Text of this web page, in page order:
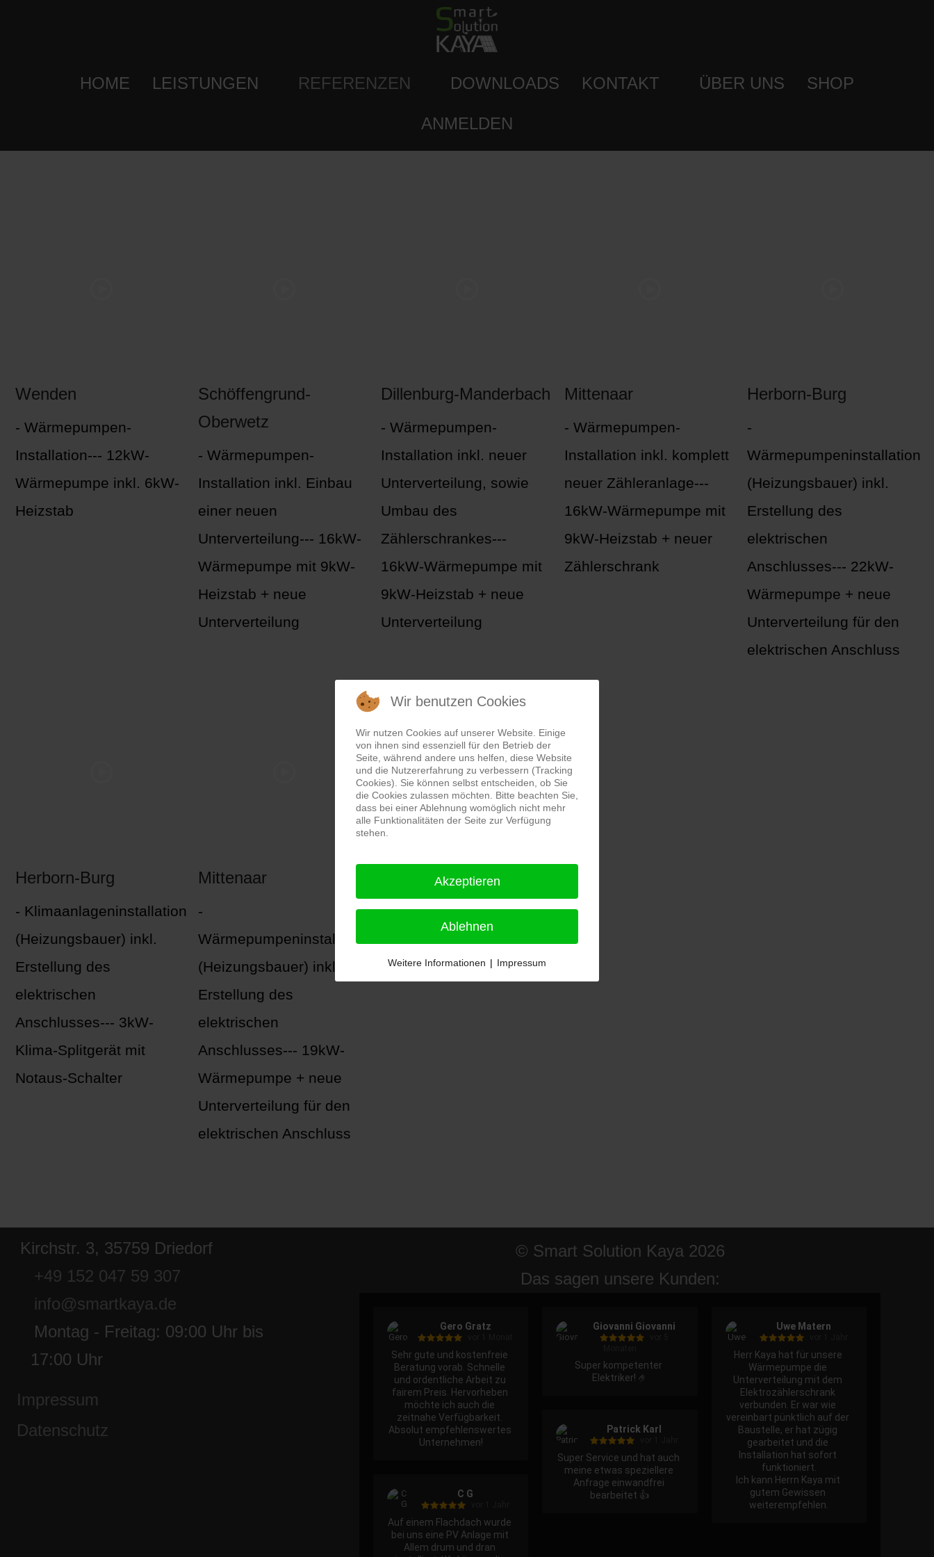
HOME LEISTUNGEN REFERENZEN DOWNLOADS KONTAKT ÜBER UNS SHOP
ANMELDEN
Wenden
- Wärmepumpen-
Installation--- 12kW-
Wärmepumpe inkl. 6kW-
Heizstab
Schöffengrund-
Oberwetz
- Wärmepumpen-
Installation inkl. Einbau
einer neuen
Unterverteilung--- 16kW-
Wärmepumpe mit 9kW-
Heizstab + neue
Unterverteilung
Dillenburg-Manderbach
- Wärmepumpen-
Installation inkl. neuer
Unterverteilung, sowie
Umbau des
Zählerschrankes---
16kW-Wärmepumpe mit
9kW-Heizstab + neue
Unterverteilung
Mittenaar
- Wärmepumpen-
Installation inkl. komplett
neuer Zähleranlage---
16kW-Wärmepumpe mit
9kW-Heizstab + neuer
Zählerschrank
Herborn-Burg
-
Wärmepumpeninstallation
(Heizungsbauer) inkl.
Erstellung des
elektrischen
Anschlusses--- 22kW-
Wärmepumpe + neue
Unterverteilung für den
elektrischen Anschluss
Herborn-Burg
- Klimaanlageninstallation
(Heizungsbauer) inkl.
Erstellung des
elektrischen
Anschlusses--- 3kW-
Klima-Splitgerät mit
Notaus-Schalter
Mittenaar
-
Wärmepumpeninstallation
(Heizungsbauer) inkl.
Erstellung des
elektrischen
Anschlusses--- 19kW-
Wärmepumpe + neue
Unterverteilung für den
elektrischen Anschluss
Kirchstr. 3, 35759 Driedorf
+49 152 047 59 307
info@smartkaya.de
Montag - Freitag: 09:00 Uhr bis
17:00 Uhr
Impressum
Datenschutz
© Smart Solution Kaya 2026
Das sagen unsere Kunden:
Gero Gratz
Sehr gute und kostenfreie
Beratung vorab. Schnelle
und ordentliche Arbeit zu
fairem Preis. Hervorheben
möchte ich auch die
zeitnahe Verfügbarkeit.
Absolut empfehlenswertes
Unternehmen!
Giovanni Giovanni
Super kompetenter
Elektriker! 🤌
Uwe Matern
Herr Kaya hat für unsere
Wärmepumpe die
Unterverteilung mit dem
Elektrozählerschrank
verbunden. Er war wie
vereinbart pünktlich auf der
Baustelle, er hat zügig
gearbeitet und die
Installation hat sofort
funktioniert.
Ich kann Herrn Kaya mit
gutem Gewissen
weiterempfehlen.
Patrick Karl
Super Service und hat auch
meine etwas speziellere
Anfrage einwandfrei
bearbeitet 👍
C G
Auf einem Flachdach wurde
bei uns eine PV Anlage mit
Allem drum und dran
Wir benutzen Cookies
Wir nutzen Cookies auf unserer Website. Einige
von ihnen sind essenziell für den Betrieb der
Seite, während andere uns helfen, diese Website
und die Nutzererfahrung zu verbessern (Tracking
Cookies). Sie können selbst entscheiden, ob Sie
die Cookies zulassen möchten. Bitte beachten Sie,
dass bei einer Ablehnung womöglich nicht mehr
alle Funktionalitäten der Seite zur Verfügung
stehen.
Akzeptieren
Ablehnen
Weitere Informationen | Impressum